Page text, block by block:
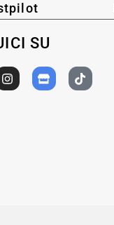
SU